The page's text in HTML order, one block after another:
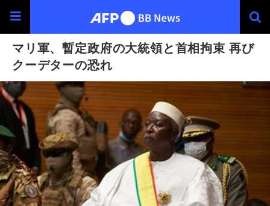
マリ軍、暫定政府の大統領と首相拘束 再び
クーデターの恐れ